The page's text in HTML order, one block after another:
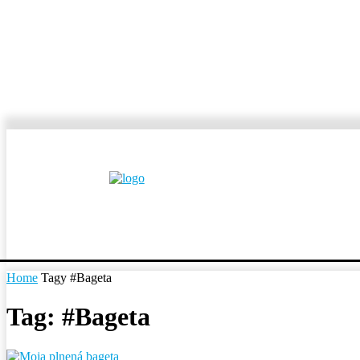
Home Tagy #Bageta
Tag: #Bageta